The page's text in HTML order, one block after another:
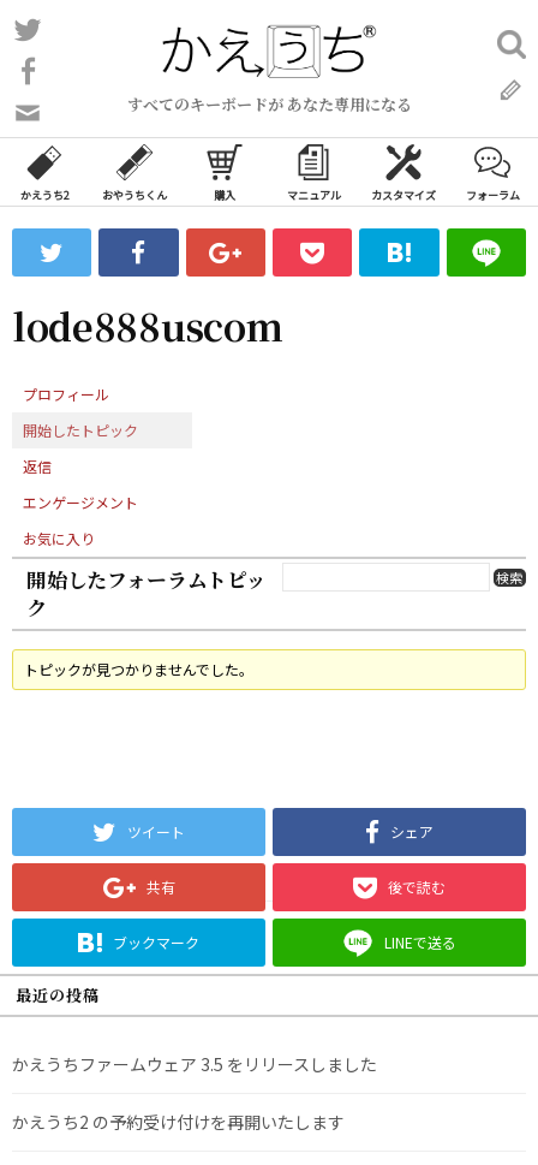
コ
ン
ン
ツ
ス
ッ
プ
すべてのキーボードが あなた専用になる
い
合
わ
フ
ォ
ム
検
索:
かえうち2 おやうちくん 購入 マニュアル カスタマイズ フォーラム
lode888uscom
プロフィール
開始したトピック
返信
エンゲージメント
お気に入り
開始したフォーラムトピッ
ク
トピックが見つかりませんでした。
ツイート シェア
共有 後で読む
ブックマーク LINEで送る
最近の投稿
かえうちファームウェア 3.5 をリリースしました
かえうち2 の予約受け付けを再開いたします